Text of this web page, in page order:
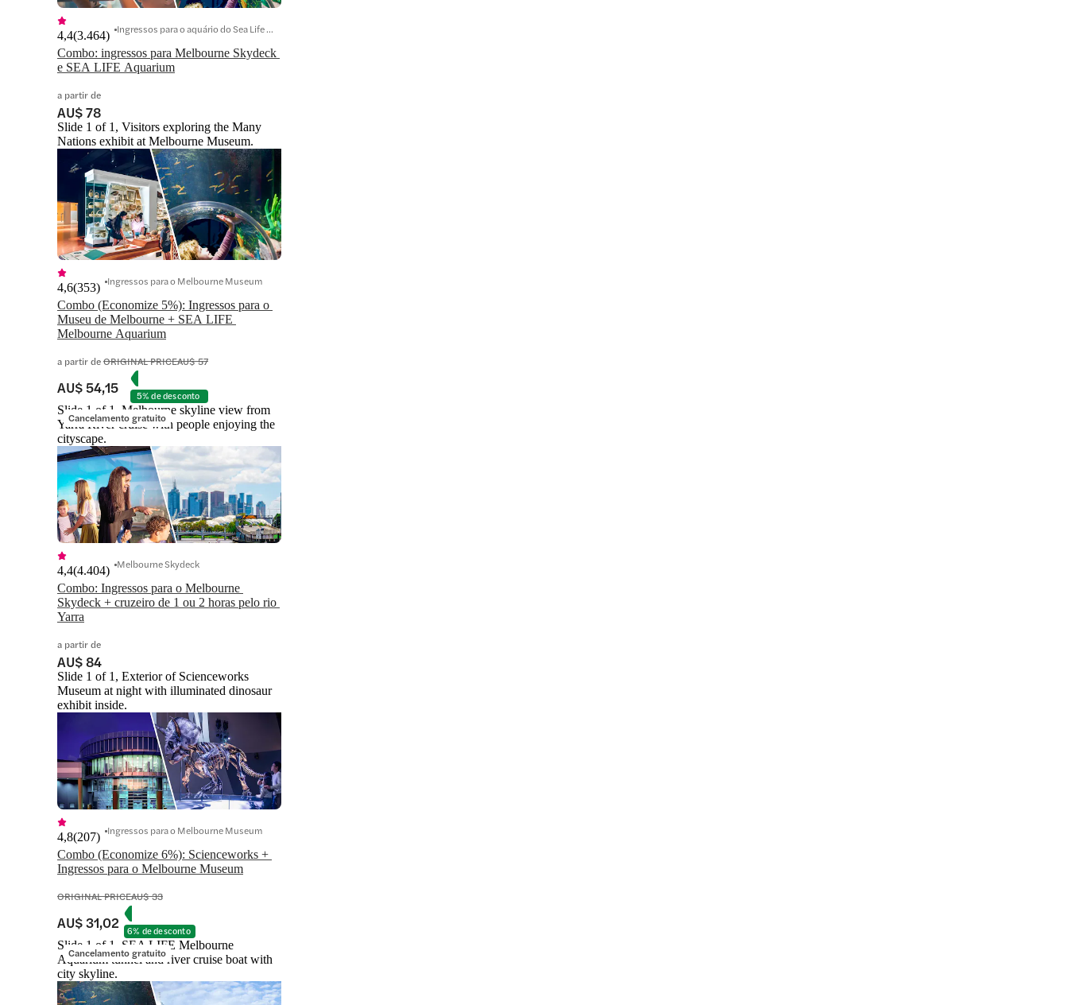
Combo: ingressos para Melbourne Skydeck
e SEA LIFE Aquarium
4,4(3.464) Ingressos para o aquário do Sea Life Melbourne
a partir de
AU$ 78
Slide 1 of 1, Visitors exploring the Many
Nations exhibit at Melbourne Museum.
Combo (Economize 5%): Ingressos para o
Museu de Melbourne + SEA LIFE
Melbourne Aquarium
4,6(353) Ingressos para o Melbourne Museum
a partir deORIGINAL PRICEAU$ 57
AU$ 54,15 5% de desconto
Cancelamento gratuito
Slide 1 of 1, Melbourne skyline view from
Yarra River cruise with people enjoying the
cityscape.
Combo: Ingressos para o Melbourne
Skydeck + cruzeiro de 1 ou 2 horas pelo rio
Yarra
4,4(4.404) Melbourne Skydeck
a partir de
AU$ 84
Slide 1 of 1, Exterior of Scienceworks
Museum at night with illuminated dinosaur
exhibit inside.
Combo (Economize 6%): Scienceworks +
Ingressos para o Melbourne Museum
4,8(207) Ingressos para o Melbourne Museum
ORIGINAL PRICEAU$ 33
AU$ 31,02 6% de desconto
Cancelamento gratuito
Slide 1 of 1, SEA LIFE Melbourne
Aquarium tunnel and river cruise boat with
city skyline.